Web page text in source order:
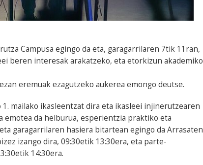
Campusa egingo da eta, garagarrilaren 7tik 11ran,
beren interesak arakatzeko, eta etorkizun akademiko
eremuak ezagutzeko aukerea emongo deutse.
mailako ikasleentzat dira eta ikasleei injinerutzearen
emotea da helburua, esperientzia praktiko eta
garagarrilaren hasiera bitartean egingo da Arrasaten
izango dira, 09:30etik 13:30era, eta parte-
14:30era.